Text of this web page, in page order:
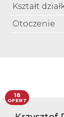
Kształt
Otoczenie
18
OFERT